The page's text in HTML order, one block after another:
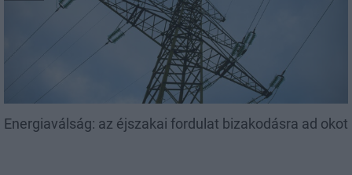
Energiaválság: az éjszakai fordulat bizakodásra ad okot